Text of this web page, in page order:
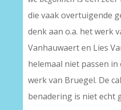
die vaak overtuigende
denk aan o.a. het werk
Vanhauwaert en Lies
helemaal niet passen
werk van Bruegel. De
benadering is niet echt